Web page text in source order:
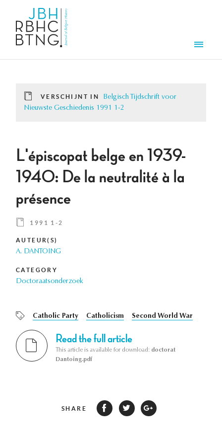
VERSCHIJNT IN
Belgisch Tijdschrift voor
Nieuwste Geschiedenis 1991 1-2
L'épiscopat belge en 1939-
1940: De la neutralité à la
présence
1991 1-2
AUTEUR(S)
A. DANTOING
CATEGORY
Doctoraatsonderzoek
Catholic Party Catholicism Second World War
Read the full article
This article is available for download: doctorat
Dantoing.pdf
SHARE